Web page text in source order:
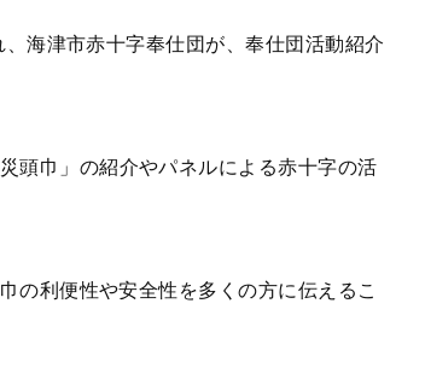
海津市赤十字奉仕団が、奉仕団活動紹介
頭巾」の紹介やパネルによる赤十字の活
の利便性や安全性を多くの方に伝えるこ